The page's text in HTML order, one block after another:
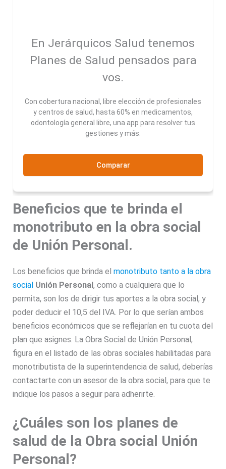
En Jerárquicos Salud tenemos
Planes de Salud pensados para
vos.
Con cobertura nacional, libre elección de profesionales
y centros de salud, hasta 60% en medicamentos,
odontología general libre, una app para resolver tus
gestiones y más.
Comparar
Beneficios que te brinda el
monotributo en la obra social
de Unión Personal.
Los beneficios que brinda elmonotributo tanto a la obra
social Unión Personal, como a cualquiera que lo
permita, son los de dirigir tus aportes a la obra social, y
poder deducir el 10,5 del IVA. Por lo que serían ambos
beneficios económicos que se reflejarían en tu cuota del
plan que asignes. La Obra Social de Unión Personal,
figura en el listado de las obras sociales habilitadas para
monotributista de la superintendencia de salud, deberías
contactarte con un asesor de la obra social, para que te
indique los pasos a seguir para adherirte.
¿Cuáles son los planes de
salud de la Obra social Unión
Personal?